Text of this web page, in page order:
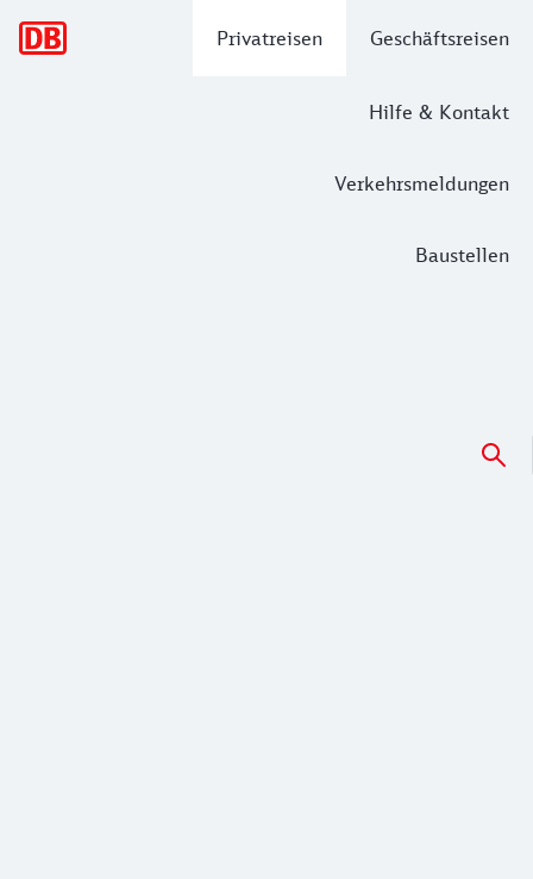
Privatreisen Geschäftsreisen
Hilfe & Kontakt
Verkehrsmeldungen
Baustellen